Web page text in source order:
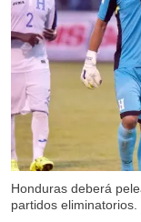
Honduras deberá
partidos eliminatorios.